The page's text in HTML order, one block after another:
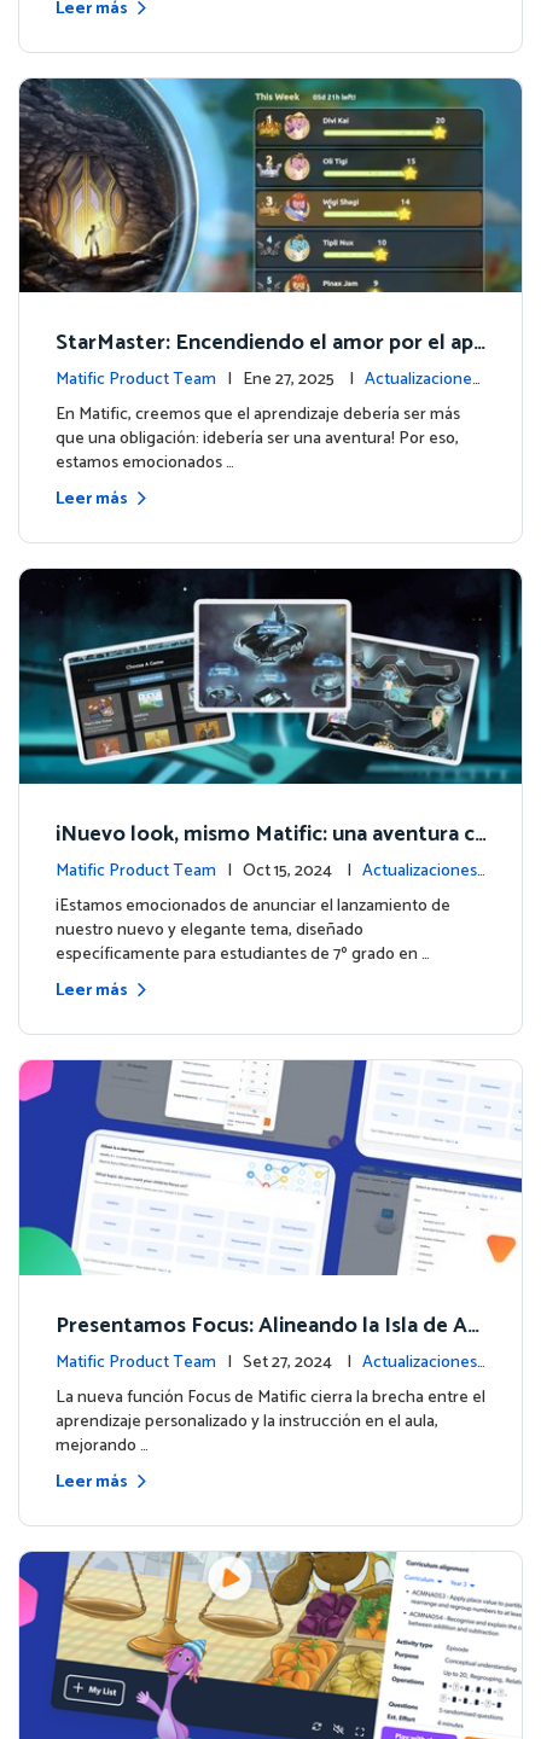
Leer más
StarMaster: Encendiendo el amor por el apr
endizaje a través de la competencia amistos
a
Matific Product Team | Ene 27, 2025 | Actualizaciones
de la plataforma
En Matific, creemos que el aprendizaje debería ser más
que una obligación: ¡debería ser una aventura! Por eso,
estamos emocionados …
Leer más
¡Nuevo look, mismo Matific: una aventura c
ósmica de aprendizaje te espera! 🚀🌌
Matific Product Team | Oct 15, 2024 | Actualizaciones
de la plataforma
¡Estamos emocionados de anunciar el lanzamiento de
nuestro nuevo y elegante tema, diseñado
específicamente para estudiantes de 7º grado en …
Leer más
Presentamos Focus: Alineando la Isla de Av
enturas de Matific con el Aprendizaje en el
Aula
Matific Product Team | Set 27, 2024 | Actualizaciones
de la plataforma
La nueva función Focus de Matific cierra la brecha entre el
aprendizaje personalizado y la instrucción en el aula,
mejorando …
Leer más